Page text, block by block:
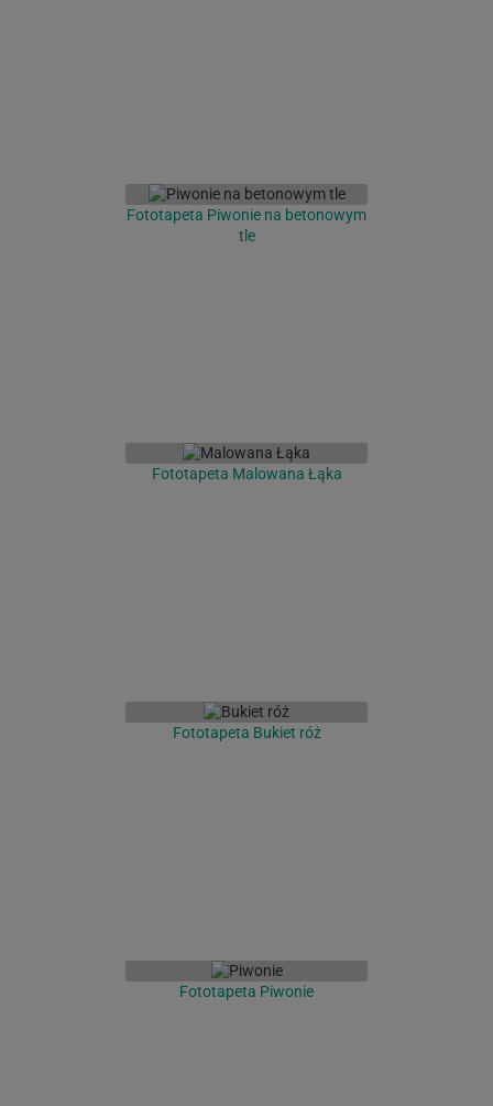
Fototapeta Piwonie na betonowym
tle
Fototapeta Malowana Łąka
Fototapeta Bukiet róż
Fototapeta Piwonie